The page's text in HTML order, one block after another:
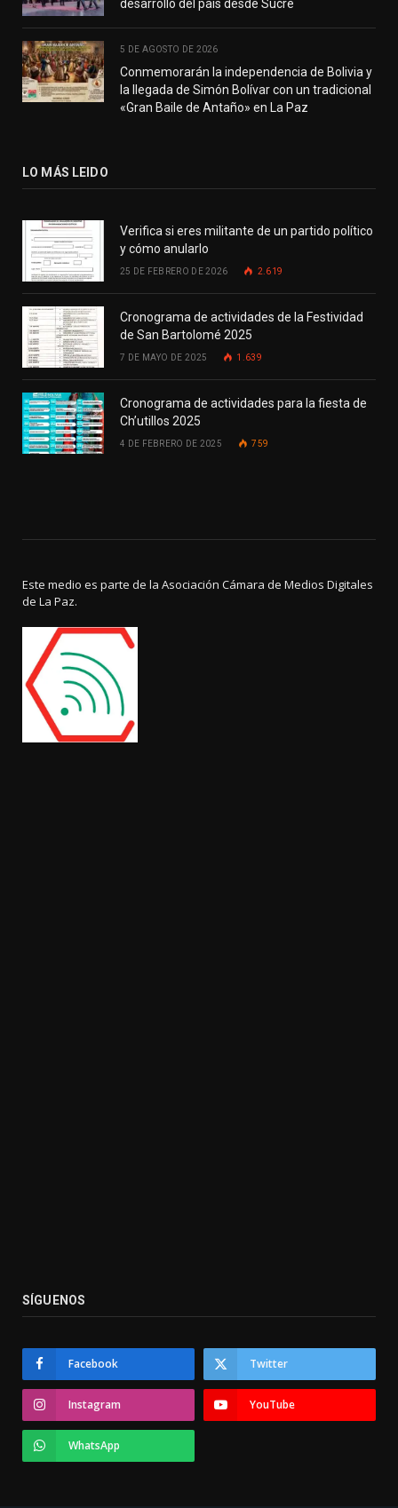
desarrollo del país desde Sucre
5 DE AGOSTO DE 2026
Conmemorarán la independencia de Bolivia y
la llegada de Simón Bolívar con un tradicional
«Gran Baile de Antaño» en La Paz
LO MÁS LEIDO
Verifica si eres militante de un partido político
y cómo anularlo
25 DE FEBRERO DE 2026 2.619
Cronograma de actividades de la Festividad
de San Bartolomé 2025
7 DE MAYO DE 2025 1.639
Cronograma de actividades para la fiesta de
Ch’utillos 2025
4 DE FEBRERO DE 2025 759
Este medio es parte de la Asociación Cámara de Medios Digitales
de La Paz.
SÍGUENOS
Facebook Twitter
Instagram YouTube
WhatsApp